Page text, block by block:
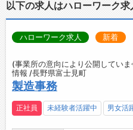
・個室型オフィ
ます。
・都心の企業
テレワーク拠点
ての“公民館”的
・コワーキング
以下の求人はハローワーク求
ハローワーク求人 新着
(事業所の意向により公開していま
情報 /長野県富士見町
製造事務
正社員 未経験者活躍中 男女活